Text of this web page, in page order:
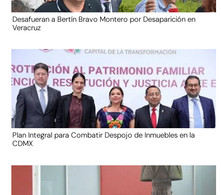
Desafueran a Bertín Bravo Montero por Desaparición en
Veracruz
Plan Integral para Combatir Despojo de Inmuebles en la
CDMX